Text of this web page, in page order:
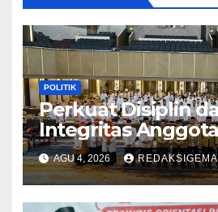
POLITIK
Perkuat Disiplin
Integritas
AGU 4, 2026